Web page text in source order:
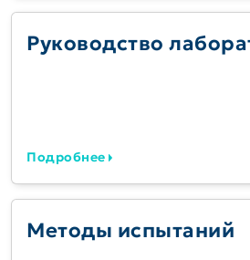
Руководство
Подробнее
Методы испытаний